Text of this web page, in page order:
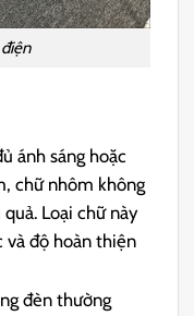
ánh sáng hoặc
chữ nhôm không
Loại chữ này
và độ hoàn thiện
đèn thường